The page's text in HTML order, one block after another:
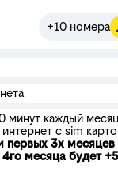
+10 номера
минут каждый
с sim
первых 3х месяцев
4го месяца будет